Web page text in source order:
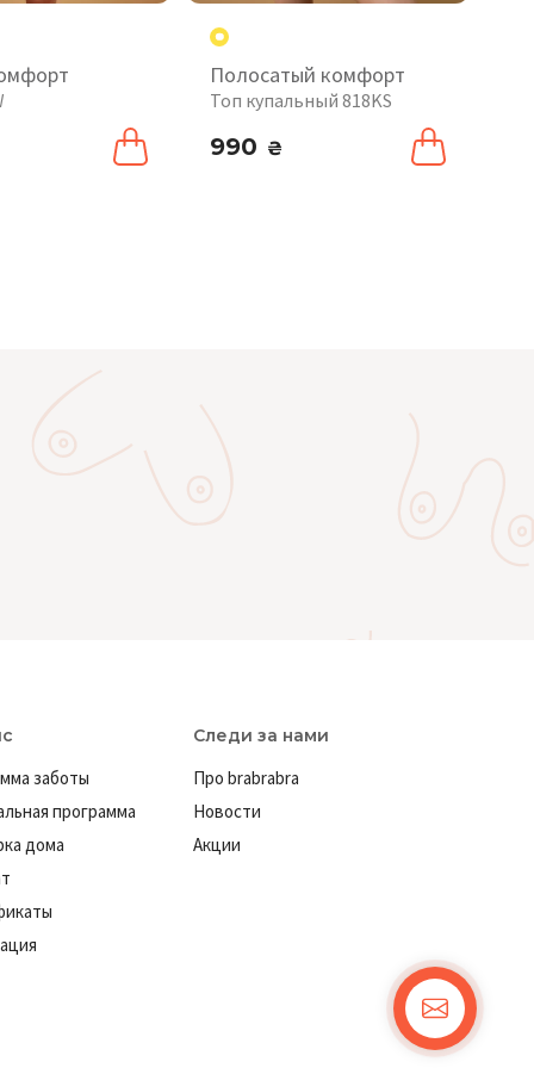
Полосатый комфорт
Топ купальный 818KS
990 ₴
заботы
программа
дома
Следи за нами
Про brabrabra
Новости
Акции